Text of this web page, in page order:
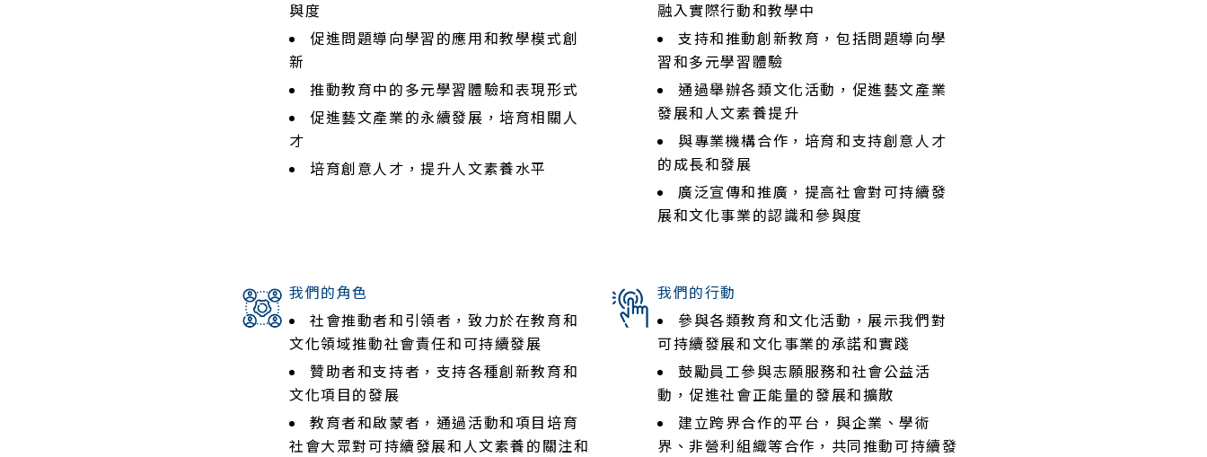
與度
促進問題導向學習的應用和教學模式創
新
推動教育中的多元學習體驗和表現形式
促進藝文產業的永續發展，培育相關人
才
培育創意人才，提升人文素養水平
融入實際行動和教學中
支持和推動創新教育，包括問題導向學
習和多元學習體驗
通過舉辦各類文化活動，促進藝文產業
發展和人文素養提升
與專業機構合作，培育和支持創意人才
的成長和發展
廣泛宣傳和推廣，提高社會對可持續發
展和文化事業的認識和參與度
我們的角色
社會推動者和引領者，致力於在教育和
文化領域推動社會責任和可持續發展
贊助者和支持者，支持各種創新教育和
文化項目的發展
教育者和啟蒙者，通過活動和項目培育
社會大眾對可持續發展和人文素養的關注和
我們的行動
參與各類教育和文化活動，展示我們對
可持續發展和文化事業的承諾和實踐
鼓勵員工參與志願服務和社會公益活
動，促進社會正能量的發展和擴散
建立跨界合作的平台，與企業、學術
界、非營利組織等合作，共同推動可持續發